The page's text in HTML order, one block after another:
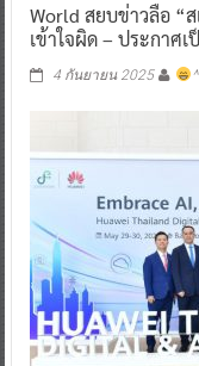
World สยบข่าวลือ “
เข้าใจผิด – ประกาศ
4 กันยายน 2025